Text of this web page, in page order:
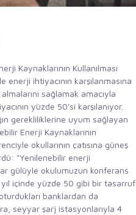
Kaynaklarının Kullanılması
ihtiyacının karşılanmasına
sağlamak amacıyla
yüzde 50'si karşılanıyor.
gerekliliklerine uyum sağlayan
Enerji Kaynaklarının
okullarının çatısına güneş
"Yenilenebilir enerji
gülüyle okulumuzun konferans
yıl içinde yüzde 50 gibi bir tasarruf
banklardan da
seyyar şarj istasyonlarıyla 4